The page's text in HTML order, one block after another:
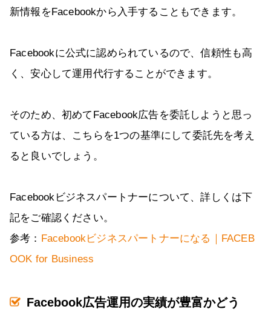
新情報をFacebookから入手することもできます。
Facebookに公式に認められているので、信頼性も高
く、安心して運用代行することができます。
そのため、初めてFacebook広告を委託しようと思っ
ている方は、こちらを1つの基準にして委託先を考え
ると良いでしょう。
Facebookビジネスパートナーについて、詳しくは下
記をご確認ください。
参考： Facebookビジネスパートナーになる｜FACEB
OOK for Business
Facebook広告運用の実績が豊富かどう